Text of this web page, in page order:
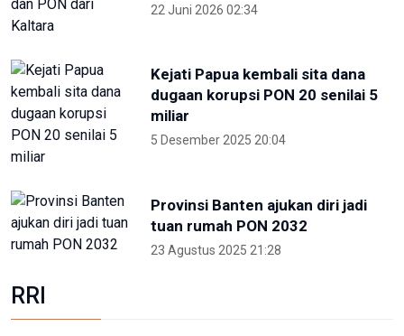
22 Juni 2026 02:34
Kejati Papua kembali sita dana
dugaan korupsi PON 20 senilai 5
miliar
5 Desember 2025 20:04
Provinsi Banten ajukan diri jadi
tuan rumah PON 2032
23 Agustus 2025 21:28
RRI